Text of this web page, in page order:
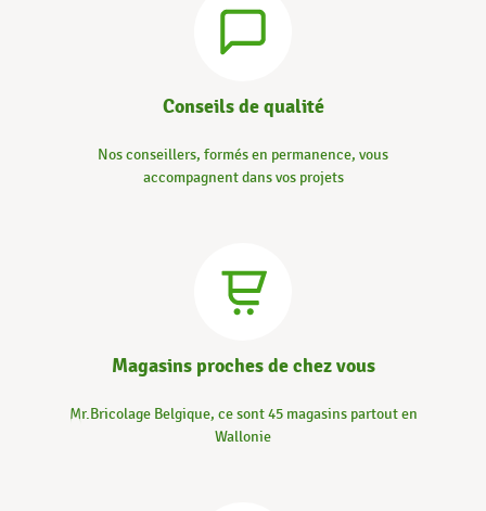
Conseils de qualité
Nos conseillers, formés en permanence, vous
accompagnent dans vos projets
Magasins proches de chez vous
Mr.Bricolage Belgique, ce sont 45 magasins partout en
Wallonie